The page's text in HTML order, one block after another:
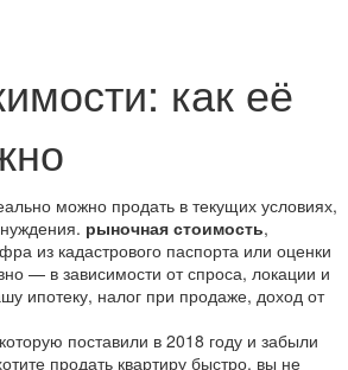
как её
можно продать в текущих условиях,
рыночная стоимость,
из кадастрового паспорта или оценки
— в зависимости от спроса, локации и
ипотеку, налог при продаже, доход от
поставили в 2018 году и забыли
продать квартиру быстро, вы не